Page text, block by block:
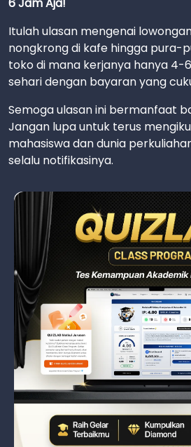
6 Jam Aja!
Itulah ulasan mengenai
nongkrong di kafe hingga pura-
toko di mana kerjanya hanya 4-
sehari dengan bayaran yang
Semoga ulasan ini bermanfaat
Jangan lupa untuk terus
mahasiswa dan dunia
selalu notifikasinya.